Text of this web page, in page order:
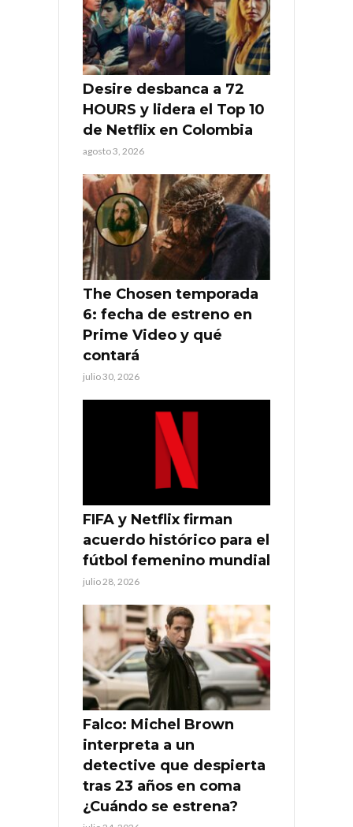
Desire desbanca a 72
HOURS y lidera el Top 10
de Netflix en Colombia
agosto 3, 2026
The Chosen temporada
6: fecha de estreno en
Prime Video y qué
contará
julio 30, 2026
FIFA y Netflix firman
acuerdo histórico para el
fútbol femenino mundial
julio 28, 2026
Falco: Michel Brown
interpreta a un
detective que despierta
tras 23 años en coma
¿Cuándo se estrena?